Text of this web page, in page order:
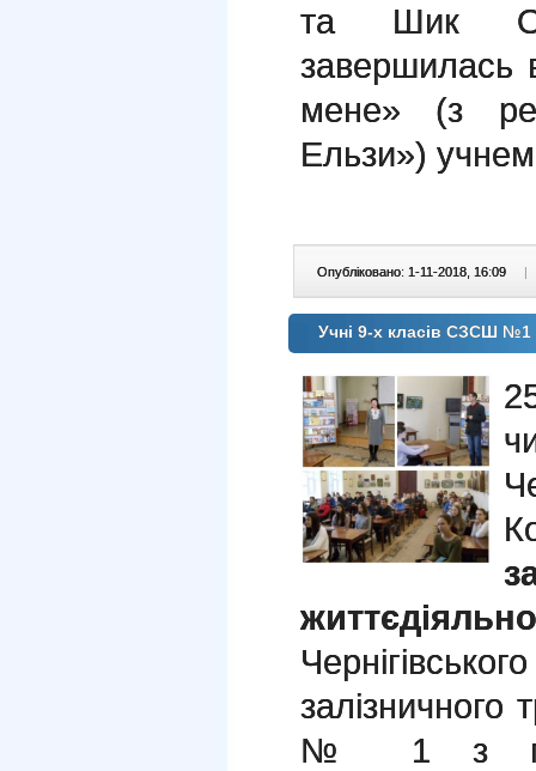
та Шик
завершилась
мене» (з
Ельзи»)
Опубліковано: 1-11-2018, 16:09 |
Учні 9-х класів СЗСШ №1
залізничного
№ 1 з